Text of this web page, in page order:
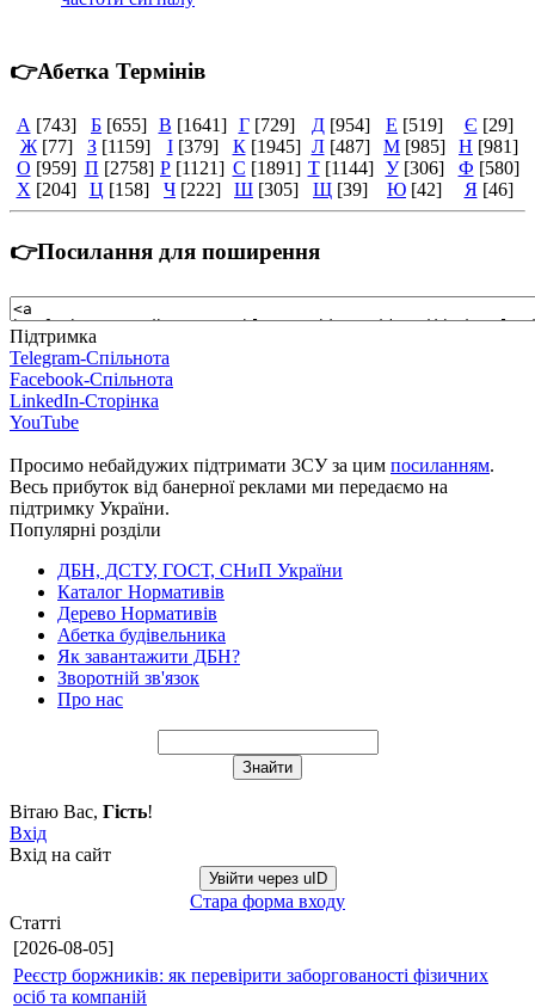
👉Абетка Термінів
А [743] Б [655] В [1641] Г [729] Д [954] Е [519] Є [29]
Ж [77] З [1159] І [379] К [1945] Л [487] М [985] Н [981]
О [959] П [2758] Р [1121] С [1891] Т [1144] У [306] Ф [580]
Х [204] Ц [158] Ч [222] Ш [305] Щ [39] Ю [42] Я [46]
👉Посилання для поширення
Підтримка
Telegram-Спільнота
Facebook-Спільнота
LinkedIn-Сторінка
YouTube
Просимо небайдужих підтримати ЗСУ за цим посиланням.
Весь прибуток від банерної реклами ми передаємо на
підтримку України.
Популярні розділи
ДБН, ДСТУ, ГОСТ, СНиП України
Каталог Нормативів
Дерево Нормативів
Абетка будівельника
Як завантажити ДБН?
Зворотній зв'язок
Про нас
Вітаю Вас, Гість!
Вхід
Вхід на сайт
Увійти через uID
Стара форма входу
Статті
[2026-08-05]
Реєстр боржників: як перевірити заборгованості фізичних
осіб та компаній